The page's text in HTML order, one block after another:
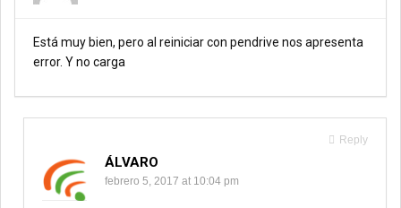
Está muy bien, pero al reiniciar con pendrive nos apresenta
error. Y no carga
Reply
ÁLVARO
febrero 5, 2017 at 10:04 pm